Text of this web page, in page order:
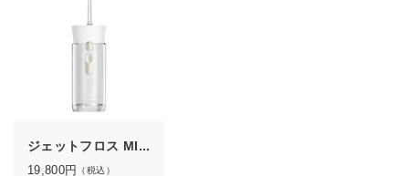
ジェットフロス MI...
19,800円 （税込）